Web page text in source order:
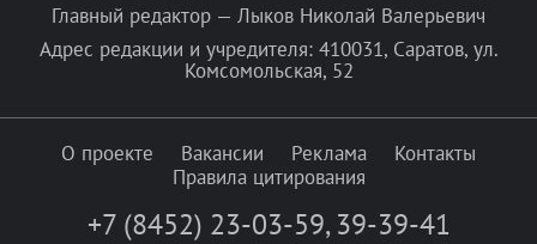
Главный редактор — Лыков Николай Валерьевич
Адрес редакции и учредителя: 410031, Саратов, ул.
Комсомольская, 52
О проекте Вакансии Реклама
Контакты
Правила цитирования
+7 (8452) 23-03-59, 39-39-41